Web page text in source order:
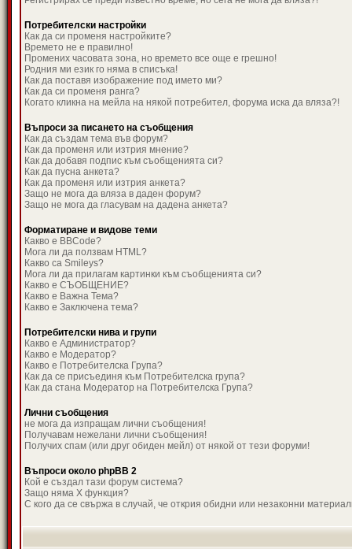
Потребителски настройки
Как да си променя настройките?
Времето не е правилно!
Промених часовата зона, но времето все още е грешно!
Родния ми език го няма в списъка!
Как да поставя изображение под името ми?
Как да си променя ранга?
Когато кликна на мейла на някой потребител, форума иска да вляза?!
Въпроси за писането на съобщения
Как да създам тема във форум?
Как да променя или изтрия мнение?
Как да добавя подпис към съобщенията си?
Как да пусна анкета?
Как да променя или изтрия анкета?
Защо не мога да вляза в даден форум?
Защо не мога да гласувам на дадена анкета?
Форматиране и видове теми
Какво е BBCode?
Мога ли да ползвам HTML?
Какво са Smileys?
Мога ли да прилагам картинки към съобщенията си?
Какво е СЪОБЩЕНИЕ?
Какво е Важна Тема?
Какво е Заключена тема?
Потребителски нива и групи
Какво е Администратор?
Какво е Модератор?
Какво е Потребителска Група?
Как да се присъединя към Потребителска група?
Как да стана Модератор на Потребителска Група?
Лични съобщения
не мога да изпращам лични съобщения!
Получавам нежелани лични съобщения!
Получих спам (или друг обиден мейл) от някой от тези форуми!
Въпроси около phpBB 2
Кой е създал тази форум система?
Защо няма X функция?
С кого да се свържа в случай, че открия обидни или незаконни